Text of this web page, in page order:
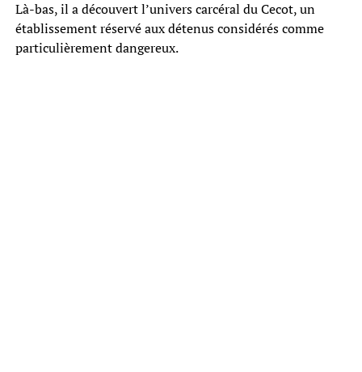
Là-bas, il a découvert l’univers carcéral du Cecot, un
établissement réservé aux détenus considérés comme
particulièrement dangereux.